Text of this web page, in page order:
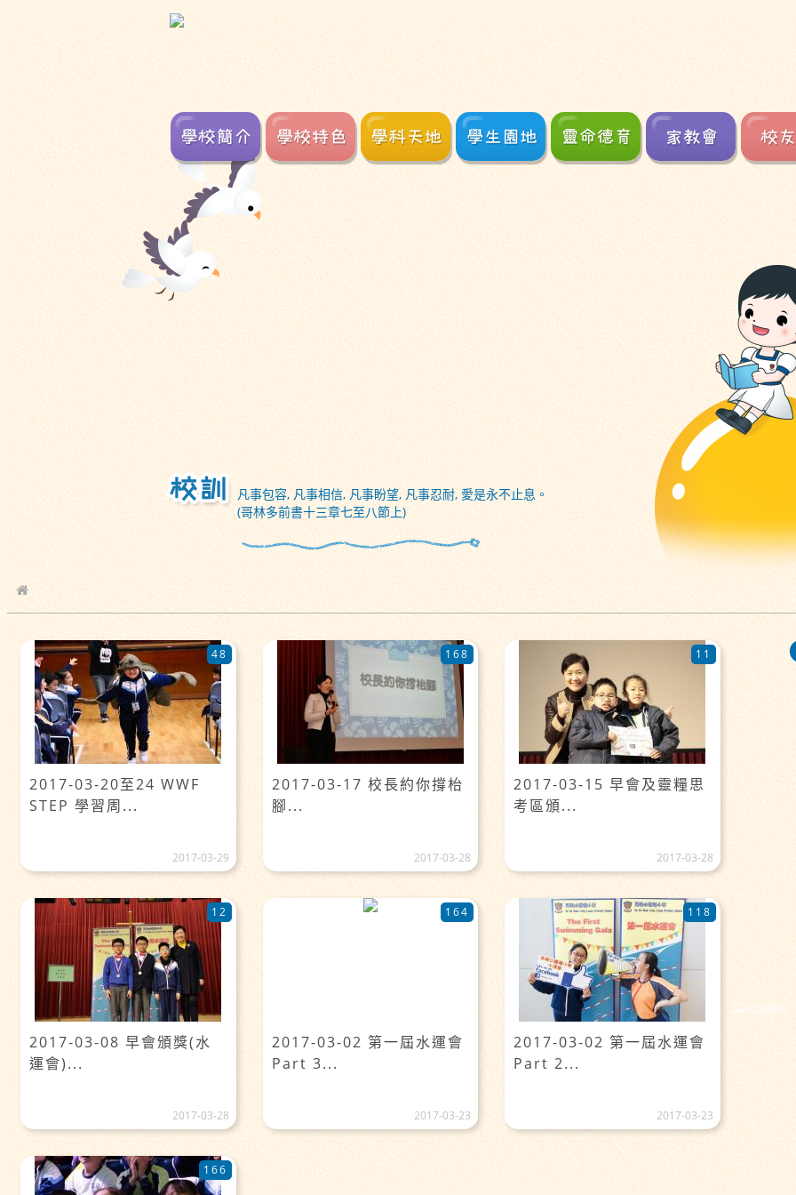
凡事包容, 凡事相信, 凡事盼望, 凡事忍耐, 愛是永不止息。
(哥林多前書十三章七至八節上)
校園相簿
2017-03-20至24 WWF
STEP 學習周...
48
2017-03-29
2017-03-17 校長約你撐枱
腳...
168
2017-03-28
2017-03-15 早會及靈糧思
考區頒...
11
2017-03-28
2017-03-08 早會頒獎(水
運會)...
12
2017-03-28
2017-03-02 第一屆水運會
Part 3...
164
2017-03-23
2017-03-02 第一屆水運會
Part 2...
118
2017-03-23
166
PC版顯示